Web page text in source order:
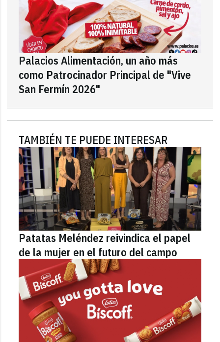
Palacios Alimentación, un año más
como Patrocinador Principal de "Vive
San Fermín 2026"
TAMBIÉN TE PUEDE INTERESAR
Patatas Meléndez reivindica el papel
de la mujer en el futuro del campo